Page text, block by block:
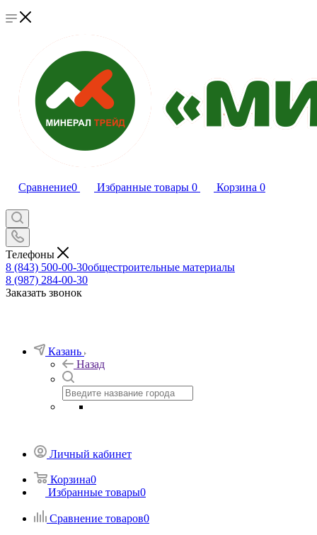
Сравнение0 Избранные товары 0 Корзина 0
Телефоны
8 (843) 500-00-30общестроительные материалы
8 (987) 284-00-30
Заказать звонок
Казань
Назад
Личный кабинет
Корзина0
Избранные товары0
Сравнение товаров0